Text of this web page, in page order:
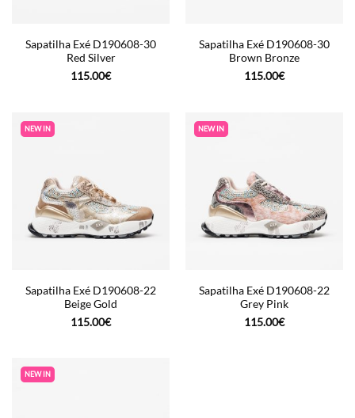
Sapatilha Exé D190608-30
Red Silver
115.00€
Sapatilha Exé D190608-30
Brown Bronze
115.00€
NEW IN
Sapatilha Exé D190608-22
Beige Gold
115.00€
NEW IN
Sapatilha Exé D190608-22
Grey Pink
115.00€
NEW IN